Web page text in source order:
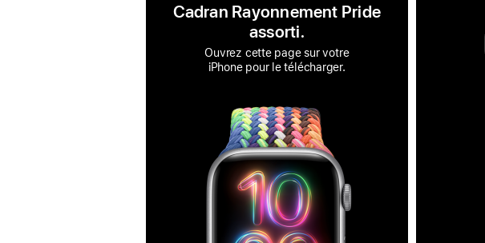
Cadran Rayonnement Pride
assorti.
Ouvrez cette page sur votre
iPhone pour le télécharger.